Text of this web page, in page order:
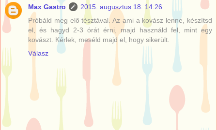
Max Gastro
2015. augusztus 18. 14:26
Próbáld meg elő tésztával. Az ami a kovász lenne, készítsd
el, és hagyd 2-3 órát érni, majd használd fel, mint egy
kovászt. Kérlek, meséld majd el, hogy sikerült.
Válasz